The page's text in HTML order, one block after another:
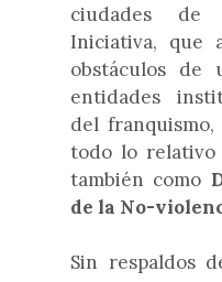
ciudades de
Iniciativa, que
obstáculos de
entidades
del
todo lo relativo
también como
de la No-
Sin respaldos